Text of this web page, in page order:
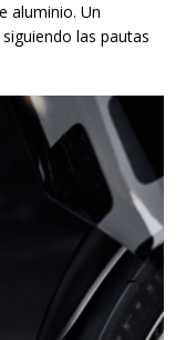
aluminio. Un
las pautas